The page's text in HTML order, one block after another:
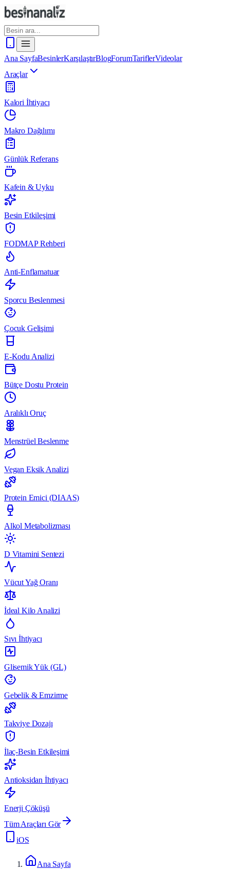
Ana SayfaBesinlerKarşılaştırBlogForumTariflerVideolar
Araçlar
Kalori İhtiyacı
Makro Dağılımı
Günlük Referans
Kafein & Uyku
Besin Etkileşimi
FODMAP Rehberi
Anti-Enflamatuar
Sporcu Beslenmesi
Çocuk Gelişimi
E-Kodu Analizi
Bütçe Dostu Protein
Aralıklı Oruç
Menstrüel Beslenme
Vegan Eksik Analizi
Protein Emici (DIAAS)
Alkol Metabolizması
D Vitamini Sentezi
Vücut Yağ Oranı
İdeal Kilo Analizi
Sıvı İhtiyacı
Glisemik Yük (GL)
Gebelik & Emzirme
Takviye Dozajı
İlaç-Besin Etkileşimi
Antioksidan İhtiyacı
Enerji Çöküşü
Tüm Araçları Gör
iOS
Ana Sayfa